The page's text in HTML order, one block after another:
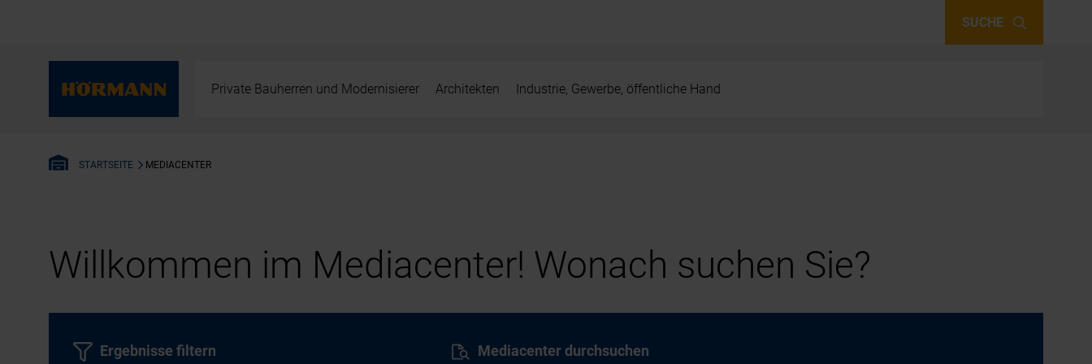
SUCHE
Private Bauherren und Modernisierer Architekten Industrie, Gewerbe, öffentliche Hand
STARTSEITE MEDIACENTER
Willkommen im Mediacenter! Wonach suchen Sie?
Mediacenter durchsuchen
Ergebnisse filtern